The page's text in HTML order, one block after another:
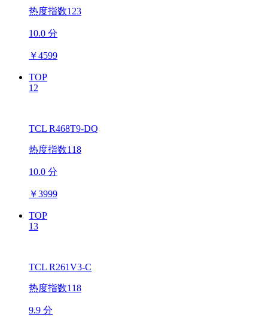
热度指数123
10.0 分
￥4599
TOP
12
TCL R468T9-DQ
热度指数118
10.0 分
￥3999
TOP
13
TCL R261V3-C
热度指数118
9.9 分